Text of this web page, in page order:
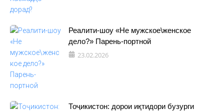
Реалити-шоу «Не мужское\женское
дело?» Парень-портной
23.02.2026
Тоҷикистон: дорои иқтидори бузурги